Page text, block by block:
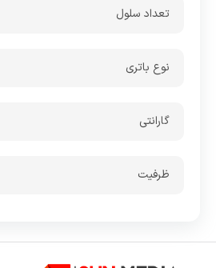
تعداد سلول
نوع باتری
گارانتی
ظرفیت